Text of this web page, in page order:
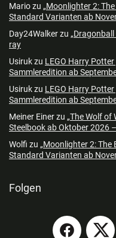
Mariozu „Moonlighter 2:
Standard Varianten ab
Day24Walkerzu
ray
Usirukzu LEGO Harry
Sammleredition ab
Usirukzu LEGO Harry
Sammleredition ab
Meiner Einerzu „The Wolf of
Steelbook ab Oktober 2026
Wolfi zu „Moonlighter 2: The
Standard Varianten ab
Folgen